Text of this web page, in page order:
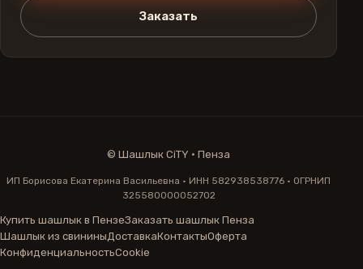
Заказать
© Шашлык CiTY · Пенза
ИП Борисова Екатерина Васильевна · ИНН 582938538776 · ОГРНИП
325580000052702
Купить шашлык в ПензеЗаказать шашлык Пенза
Шашлык из свининыДоставкаКонтактыОферта
КонфиденциальностьCookie